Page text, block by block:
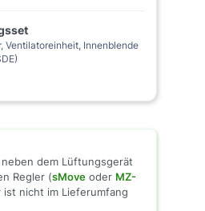
Ventilatoreinheit, Innenblende
dem Lüftungsgerät
Regler (sMove oder MZ-
ist nicht im Lieferumfang